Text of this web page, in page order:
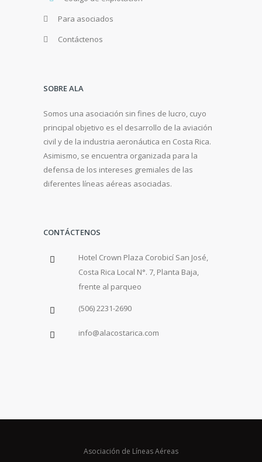
Para asociados
Contáctenos
SOBRE ALA
Somos una asociación sin fines de lucro, cuyo
principal objetivo es el desarrollo de la aviación
civil y de la industria aeronáutica en Costa Rica.
Asimismo, se encuentra organizada para la
defensa de los intereses gremiales de las
diferentes líneas aéreas asociadas.
CONTÁCTENOS
Hotel Crown Plaza Corobicí San José,
Costa Rica Local N°. 7, Planta Baja,
frente al parqueo
(506) 2231-2690
info@alacostarica.com
Asociación de Líneas Aéreas